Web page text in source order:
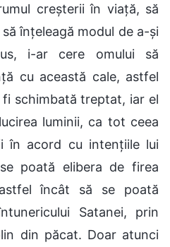
creșterii în viață, să
înțeleagă modul de a-și
i-ar cere omului să
cu această cale, astfel
schimbată treptat, iar el
luminii, ca tot ceea
în acord cu intențiile lui
poată elibera de firea
încât să se poată
Satanei, prin
din păcat. Doar atunci